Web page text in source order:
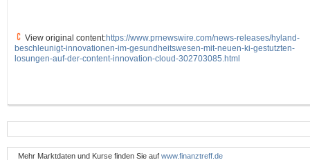
View original content:https://www.prnewswire.com/news-releases/hyland-
beschleunigt-innovationen-im-gesundheitswesen-mit-neuen-ki-gestutzten-
losungen-auf-der-content-innovation-cloud-302703085.html
Mehr Marktdaten und Kurse finden Sie auf www.finanztreff.de